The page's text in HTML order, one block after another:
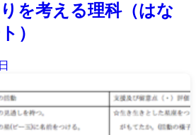
を考える理科（はな
）